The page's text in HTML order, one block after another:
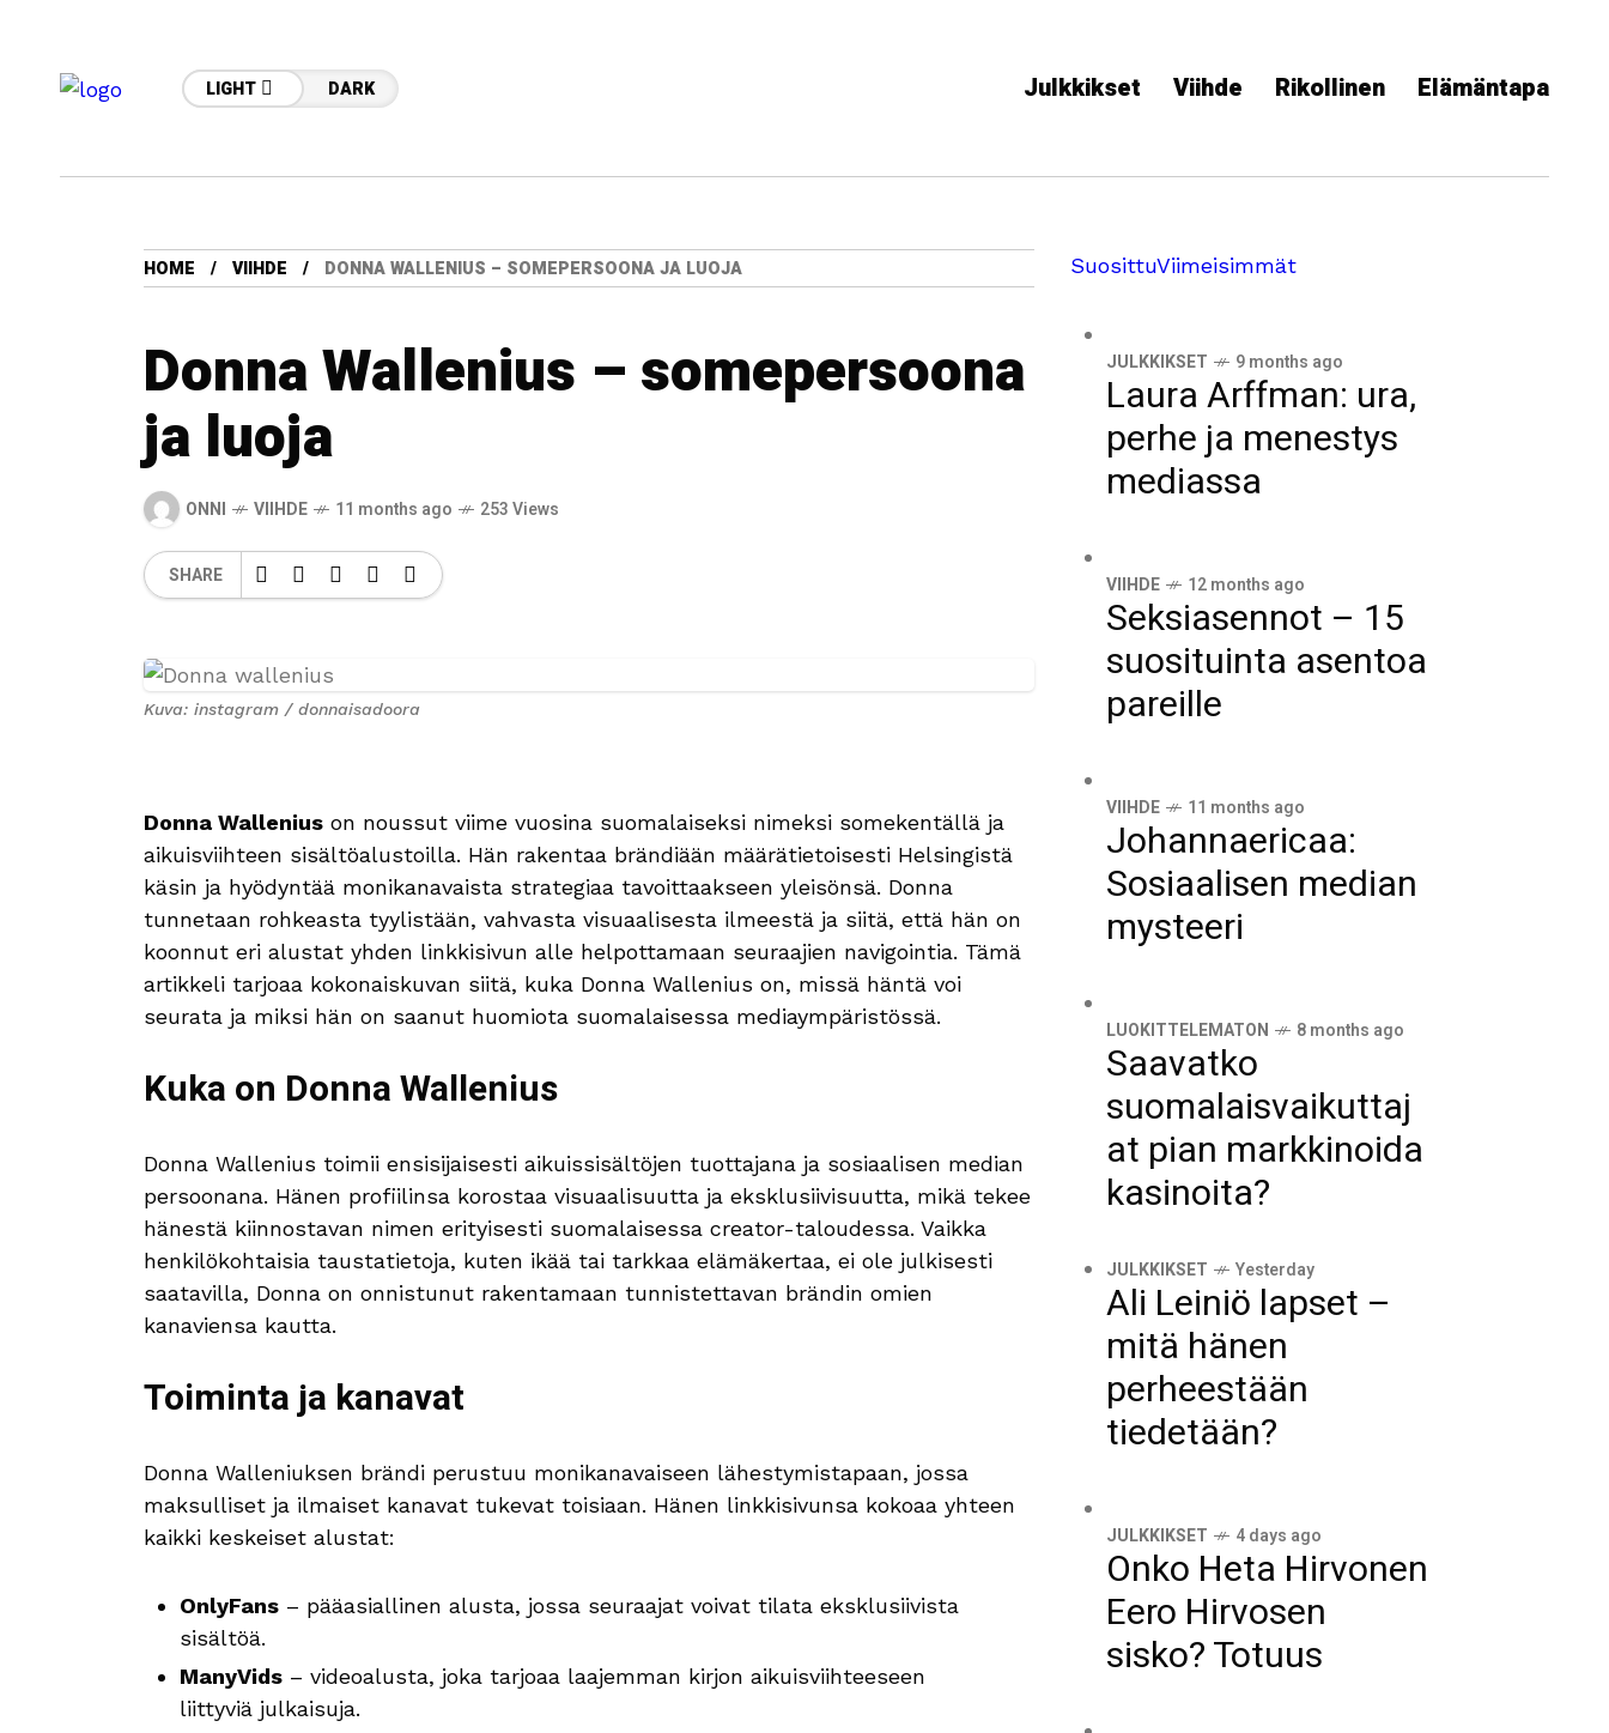
LIGHT DARK Julkkikset Viihde Rikollinen Elämäntapa
HOME VIIHDE DONNA WALLENIUS – SOMEPERSOONA JA LUOJA
Donna Wallenius – somepersoona
ja luoja
ONNI VIIHDE 11 months ago 253 Views
SHARE
Kuva: instagram / donnaisadoora
Donna Wallenius on noussut viime vuosina suomalaiseksi nimeksi somekentällä ja
aikuisviihteen sisältöalustoilla. Hän rakentaa brändiään määrätietoisesti Helsingistä
käsin ja hyödyntää monikanavaista strategiaa tavoittaakseen yleisönsä. Donna
tunnetaan rohkeasta tyylistään, vahvasta visuaalisesta ilmeestä ja siitä, että hän on
koonnut eri alustat yhden linkkisivun alle helpottamaan seuraajien navigointia. Tämä
artikkeli tarjoaa kokonaiskuvan siitä, kuka Donna Wallenius on, missä häntä voi
seurata ja miksi hän on saanut huomiota suomalaisessa mediaympäristössä.
Kuka on Donna Wallenius
Donna Wallenius toimii ensisijaisesti aikuissisältöjen tuottajana ja sosiaalisen median
persoonana. Hänen profiilinsa korostaa visuaalisuutta ja eksklusiivisuutta, mikä tekee
hänestä kiinnostavan nimen erityisesti suomalaisessa creator-taloudessa. Vaikka
henkilökohtaisia taustatietoja, kuten ikää tai tarkkaa elämäkertaa, ei ole julkisesti
saatavilla, Donna on onnistunut rakentamaan tunnistettavan brändin omien
kanaviensa kautta.
Toiminta ja kanavat
Donna Walleniuksen brändi perustuu monikanavaiseen lähestymistapaan, jossa
maksulliset ja ilmaiset kanavat tukevat toisiaan. Hänen linkkisivunsa kokoaa yhteen
kaikki keskeiset alustat:
OnlyFans – pääasiallinen alusta, jossa seuraajat voivat tilata eksklusiivista
sisältöä.
ManyVids – videoalusta, joka tarjoaa laajemman kirjon aikuisviihteeseen
liittyviä julkaisuja.
SuosittuViimeisimmät
JULKKIKSET 9 months ago
Laura Arffman: ura,
perhe ja menestys
mediassa
VIIHDE 12 months ago
Seksiasennot – 15
suosituinta asentoa
pareille
VIIHDE 11 months ago
Johannaericaa:
Sosiaalisen median
mysteeri
LUOKITTELEMATON 8 months ago
Saavatko
suomalaisvaikuttaj
at pian markkinoida
kasinoita?
JULKKIKSET Yesterday
Ali Leiniö lapset –
mitä hänen
perheestään
tiedetään?
JULKKIKSET 4 days ago
Onko Heta Hirvonen
Eero Hirvosen
sisko? Totuus